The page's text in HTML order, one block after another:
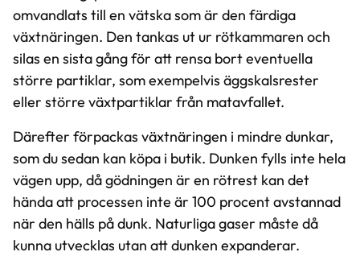
omvandlats till en vätska som är den färdiga
växtnäringen. Den tankas ut ur rötkammaren och
silas en sista gång för att rensa bort eventuella
större partiklar, som exempelvis äggskalsrester
eller större växtpartiklar från matavfallet.
Därefter förpackas växtnäringen i mindre dunkar,
som du sedan kan köpa i butik. Dunken fylls inte hela
vägen upp, då gödningen är en rötrest kan det
hända att processen inte är 100 procent avstannad
när den hälls på dunk. Naturliga gaser måste då
kunna utvecklas utan att dunken expanderar.